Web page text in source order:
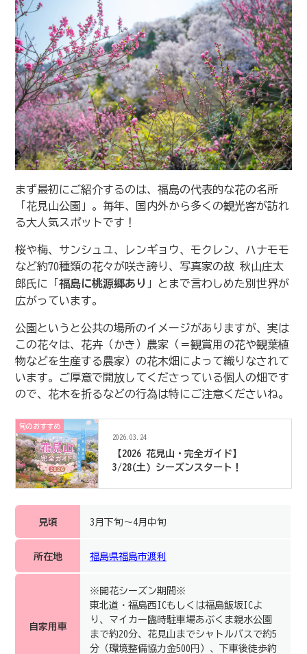
まず最初にご紹介するのは、福島の代表的な花の名所
「花見山公園」。毎年、国内外から多くの観光客が訪れ
る大人気スポットです！
桜や梅、サンシュユ、レンギョウ、モクレン、ハナモモ
など約70種類の花々が咲き誇り、写真家の故 秋山庄太
郎氏に「福島に桃源郷あり 」とまで言わしめた別世界が
広がっています。
公園というと公共の場所のイメージがありますが、実は
この花々は、花卉（かき）農家（＝観賞用の花や観葉植
物などを生産する農家）の花木畑によって織りなされて
います。ご厚意で開放してくださっている個人の畑です
ので、花木を折るなどの行為は特にご注意くださいね。
旬のおすすめ
2026.03.24
【2026 花見山・完全ガイド】
3/28(土) シーズンスタート！
見頃 3月下旬～4月中旬
所在地 福島県福島市渡利
自家用車
※開花シーズン期間※
東北道・福島西ICもしくは福島飯坂ICよ
り、マイカー臨時駐車場あぶくま親水公園
まで約20分、花見山までシャトルバスで約5
分（環境整備協力金500円）、下車後徒歩約